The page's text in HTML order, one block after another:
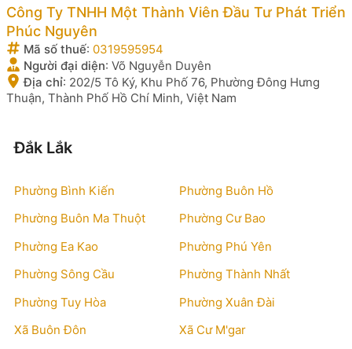
Công Ty TNHH Một Thành Viên Đầu Tư Phát Triển
Phúc Nguyên
Mã số thuế: 0319595954
Người đại diện: Võ Nguyễn Duyên
Địa chỉ: 202/5 Tô Ký, Khu Phố 76, Phường Đông Hưng
Thuận, Thành Phố Hồ Chí Minh, Việt Nam
Đắk Lắk
Phường Bình Kiến
Phường Buôn Hồ
Phường Buôn Ma Thuột
Phường Cư Bao
Phường Ea Kao
Phường Phú Yên
Phường Sông Cầu
Phường Thành Nhất
Phường Tuy Hòa
Phường Xuân Đài
Xã Buôn Đôn
Xã Cư M'gar